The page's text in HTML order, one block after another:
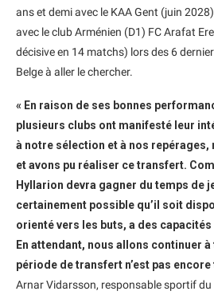
ans et demi avec le KAA Gent (juin
avec le club Arménien (D1) FC Arafat
décisive en 14 matchs) lors des 6
Belge à aller le chercher.
« En raison de ses bonnes
plusieurs clubs ont manifesté leur
à notre sélection et à nos repérages,
et avons pu réaliser ce transfert.
Hyllarion devra gagner du temps de
certainement possible qu’il soit
orienté vers les buts, a des
En attendant, nous allons continuer
période de transfert n’est pas encore
Arnar Vidarsson, responsable sportif du